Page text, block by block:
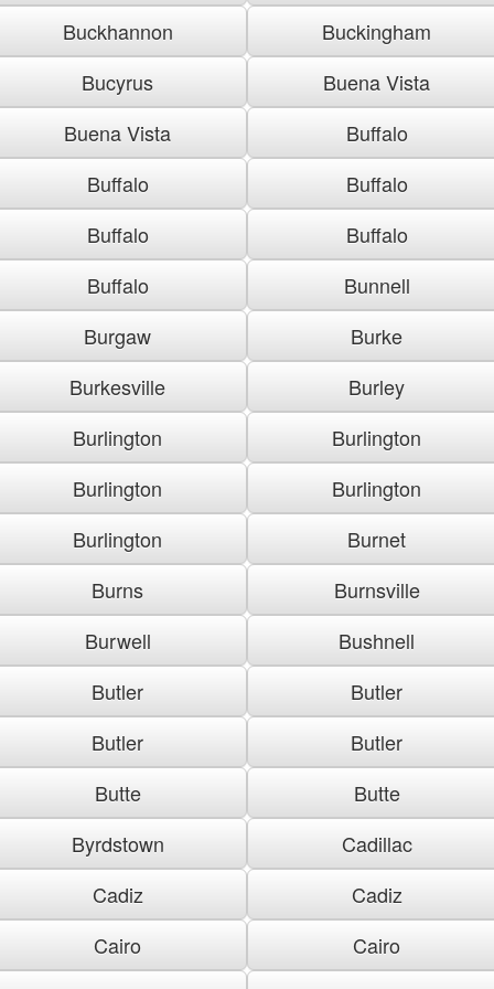
Buckhannon
Buckingham
Bucyrus
Buena Vista
Buena Vista
Buffalo
Buffalo
Buffalo
Buffalo
Buffalo
Buffalo
Bunnell
Burgaw
Burke
Burkesville
Burley
Burlington
Burlington
Burlington
Burlington
Burlington
Burnet
Burns
Burnsville
Burwell
Bushnell
Butler
Butler
Butler
Butler
Butte
Butte
Byrdstown
Cadillac
Cadiz
Cadiz
Cairo
Cairo